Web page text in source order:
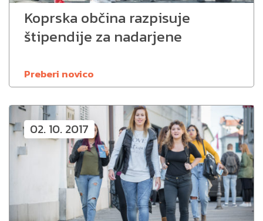
Koprska občina razpisuje
štipendije za nadarjene
Preberi novico
02. 10. 2017